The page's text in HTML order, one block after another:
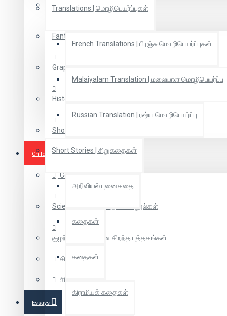
Translations | மொழிபெயர்ப்புகள்
French Translations | பிரஞ்சு மொழிபெயர்ப்புகள்
Malaiyalam Translation | மலையாள மொழிபெயர்ப்பு
Russian Translation | ரஷ்ய மொழிபெயர்ப்பு
Short Stories | சிறுகதைகள்
அறிவியல் புனைகதை
கதைகள்
கதைகள்
கிராமியக் கதைகள்
Family novels | குடும்ப நாவல்கள்
Fantasy Novels | அதிபுனைவு நாவல்கள்
Graphic Novel | கிராஃ பிக் நாவல்
Historical Novels | சரித்திர நாவல்கள்
Short Novel | குறுநாவல்
Children Books
Coloring Books
Scientific Tamil | அறிவியல் நூல்கள்
குழந்தைகளுக்கான சிறந்த புத்தகங்கள்
சித்திரக்கதை
சிறுவர் கதை
Essays